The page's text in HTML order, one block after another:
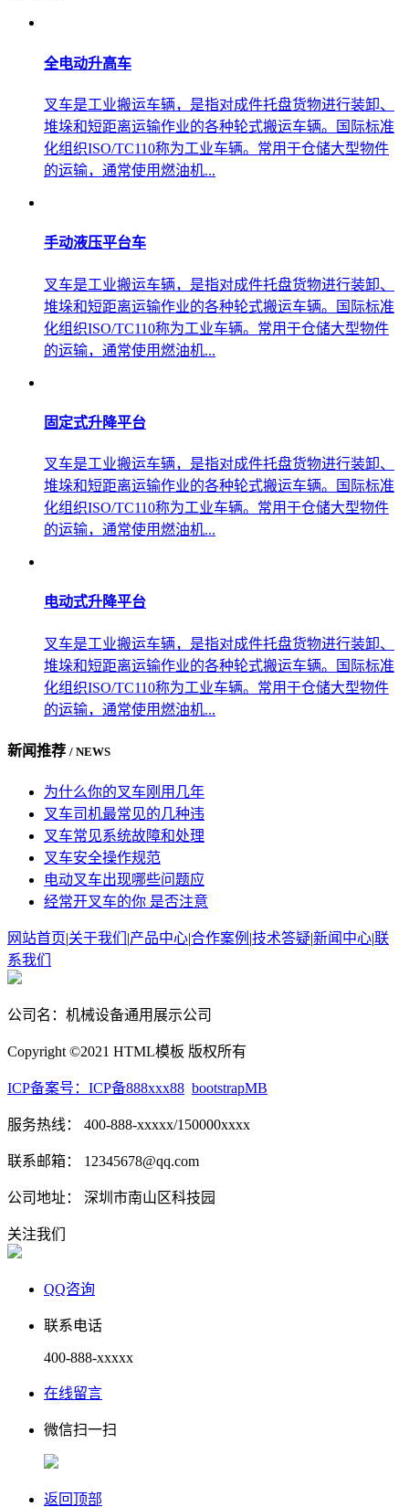
全电动升高车
叉车是工业搬运车辆，是指对成件托盘货物进行装卸、
堆垛和短距离运输作业的各种轮式搬运车辆。国际标准
化组织ISO/TC110称为工业车辆。常用于仓储大型物件
的运输，通常使用燃油机...
手动液压平台车
叉车是工业搬运车辆，是指对成件托盘货物进行装卸、
堆垛和短距离运输作业的各种轮式搬运车辆。国际标准
化组织ISO/TC110称为工业车辆。常用于仓储大型物件
的运输，通常使用燃油机...
固定式升降平台
叉车是工业搬运车辆，是指对成件托盘货物进行装卸、
堆垛和短距离运输作业的各种轮式搬运车辆。国际标准
化组织ISO/TC110称为工业车辆。常用于仓储大型物件
的运输，通常使用燃油机...
电动式升降平台
叉车是工业搬运车辆，是指对成件托盘货物进行装卸、
堆垛和短距离运输作业的各种轮式搬运车辆。国际标准
化组织ISO/TC110称为工业车辆。常用于仓储大型物件
的运输，通常使用燃油机...
新闻推荐 / NEWS
为什么你的叉车刚用几年
叉车司机最常见的几种违
叉车常见系统故障和处理
叉车安全操作规范
电动叉车出现哪些问题应
经常开叉车的你 是否注意
网站首页|关于我们 |产品中心|合作案例 |技术答疑|新闻中心|联
系我们
公司名：机械设备通用展示公司
Copyright ©2021 HTML模板 版权所有
ICP备案号：ICP备888xxx88 bootstrapMB
服务热线： 400-888-xxxxx/150000xxxx
联系邮箱： 12345678@qq.com
公司地址： 深圳市南山区科技园
关注我们
QQ咨询
联系电话
400-888-xxxxx
在线留言
微信扫一扫
返回顶部